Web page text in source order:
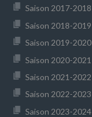
Saison 2017-2018
Saison 2018-2019
Saison 2019-2020
Saison 2020-2021
Saison 2021-2022
Saison 2022-2023
Saison 2023-2024